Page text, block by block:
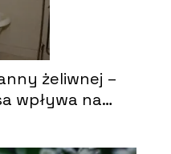
żeliwnej –
wpływa na